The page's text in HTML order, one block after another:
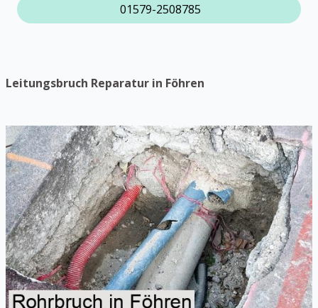
01579-2508785
Leitungsbruch Reparatur in Föhren